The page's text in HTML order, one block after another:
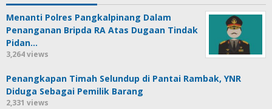
Menanti Polres Pangkalpinang Dalam
Penanganan Bripda RA Atas Dugaan Tindak
Pidan…
3,264 views
Penangkapan Timah Selundup di Pantai Rambak, YNR
Diduga Sebagai Pemilik Barang
2,331 views